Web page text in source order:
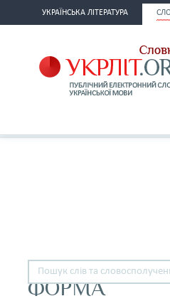
УКРАЇНСЬКА ЛІТЕРАТУРА
ФОРМА